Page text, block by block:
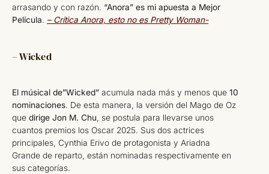
arrasando y con razón. “Anora” es mi apuesta a Mejor
Película. – Crítica Anora, esto no es Pretty Woman-
– Wicked
El músical de”Wicked” acumula nada más y menos que 10
nominaciones. De esta manera, la versión del Mago de Oz
que dirige Jon M. Chu , se postula para llevarse unos
cuantos premios los Oscar 2025. Sus dos actrices
principales, Cynthia Erivo de protagonista y Ariadna
Grande de reparto, están nominadas respectivamente en
sus categorías.